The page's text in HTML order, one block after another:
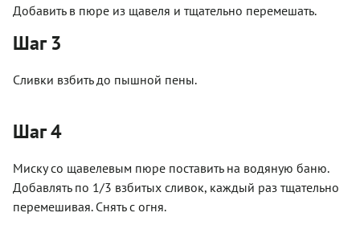
Добавить в пюре из щавеля и тщательно перемешать.
Шаг 3
Сливки взбить до пышной пены.
Шаг 4
Миску со щавелевым пюре поставить на водяную баню.
Добавлять по 1/3 взбитых сливок, каждый раз тщательно
перемешивая. Снять с огня.